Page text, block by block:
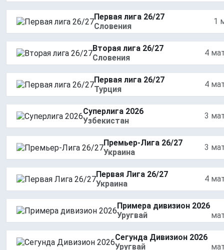
Первая лига 26/27
Словения
1
Вторая лига 26/27
Словения
4
Первая лига 26/27
Турция
4
Суперлига 2026
Узбекистан
3
Премьер-Лига 26/27
Украина
3
Первая Лига 26/27
Украина
4
Примера дивизион 2026
Уругвай
Сегунда Дивизион 2026
Уругвай